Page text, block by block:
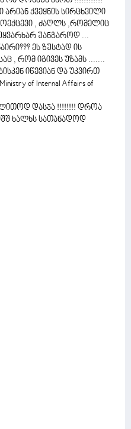
არიან ქვეყნის სირცხვილი
, ძაღლს ,რომელიც
უანგაროდ ...
ეს ზუსტად ის
, რომ იგივეს უზამს .......
იწევიან და უკვირთ
of Internal Affairs of
დასჯა !!!!!!!! დროა
ხალხს სათანადოდ